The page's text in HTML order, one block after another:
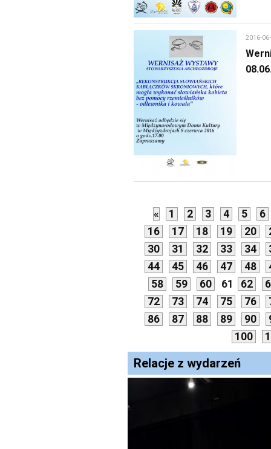
2016-
« 1 2 3 4 5
6
16
17 18 19 20
30
31 32 33 34
44
45 46 47 48
58
59 60 61 62
72
73 74 75 76
86
87 88 89 90
100
Relacje z wydarzeń